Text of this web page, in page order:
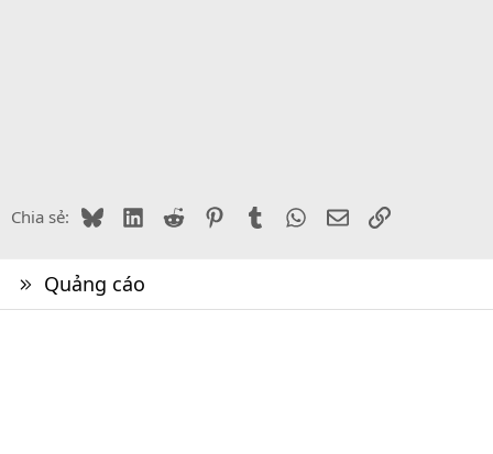
Chia sẻ: BlueskyLinkedIn
Reddit PinterestTumblr WhatsApp
EmailLink
Quảng cáo